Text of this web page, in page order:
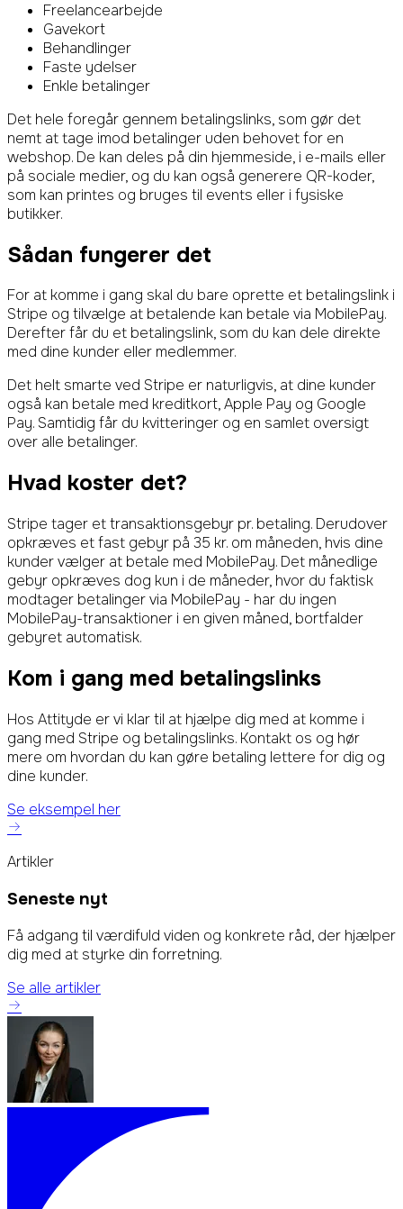
Freelancearbejde
Gavekort
Behandlinger
Faste ydelser
Enkle betalinger
Det hele foregår gennem betalingslinks, som gør det
nemt at tage imod betalinger uden behovet for en
webshop. De kan deles på din hjemmeside, i e-mails eller
på sociale medier, og du kan også generere QR-koder,
som kan printes og bruges til events eller i fysiske
butikker.
Sådan fungerer det
For at komme i gang skal du bare oprette et betalingslink i
Stripe og tilvælge at betalende kan betale via MobilePay.
Derefter får du et betalingslink, som du kan dele direkte
med dine kunder eller medlemmer.
Det helt smarte ved Stripe er naturligvis, at dine kunder
også kan betale med kreditkort, Apple Pay og Google
Pay. Samtidig får du kvitteringer og en samlet oversigt
over alle betalinger.
Hvad koster det?
Stripe tager et transaktionsgebyr pr. betaling. Derudover
opkræves et fast gebyr på 35 kr. om måneden, hvis dine
kunder vælger at betale med MobilePay. Det månedlige
gebyr opkræves dog kun i de måneder, hvor du faktisk
modtager betalinger via MobilePay - har du ingen
MobilePay-transaktioner i en given måned, bortfalder
gebyret automatisk.
Kom i gang med betalingslinks
Hos Attityde er vi klar til at hjælpe dig med at komme i
gang med Stripe og betalingslinks. Kontakt os og hør
mere om hvordan du kan gøre betaling lettere for dig og
dine kunder.
Se eksempel her
Artikler
Seneste nyt
Få adgang til værdifuld viden og konkrete råd, der hjælper
dig med at styrke din forretning.
Se alle artikler